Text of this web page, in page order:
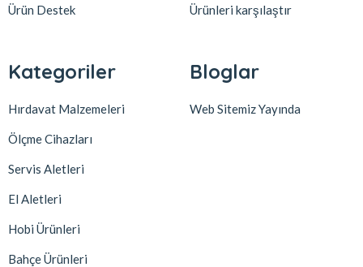
Ürün Destek Ürünleri karşılaştır
Kategoriler
Hırdavat Malzemeleri
Ölçme Cihazları
Servis Aletleri
El Aletleri
Hobi Ürünleri
Bahçe Ürünleri
Bloglar
Web Sitemiz Yayında